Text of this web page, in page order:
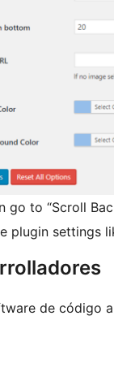
to “Scroll
plugin settings
de código